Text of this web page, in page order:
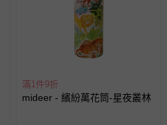
滿1件9折
mideer - 繽紛萬花筒-星夜叢林